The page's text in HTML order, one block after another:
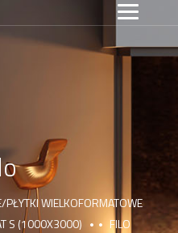
PŁYTKI WIELKOFORMATOWE
S (1000X3000) FILO